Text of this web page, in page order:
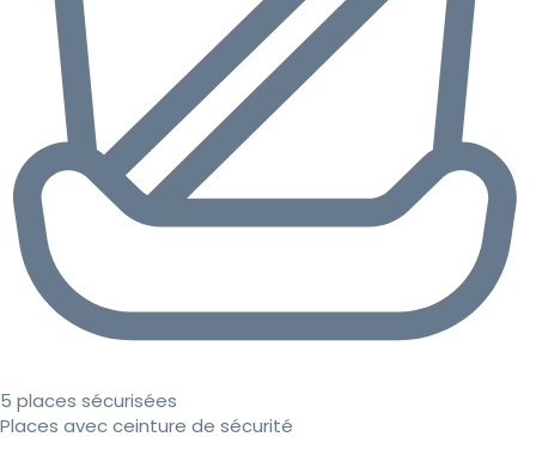
5 places sécurisées
Places avec ceinture de sécurité